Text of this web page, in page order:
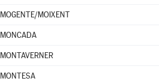
MOGENTE/MOIXENT
MONCADA
MONTAVERNER
MONTESA